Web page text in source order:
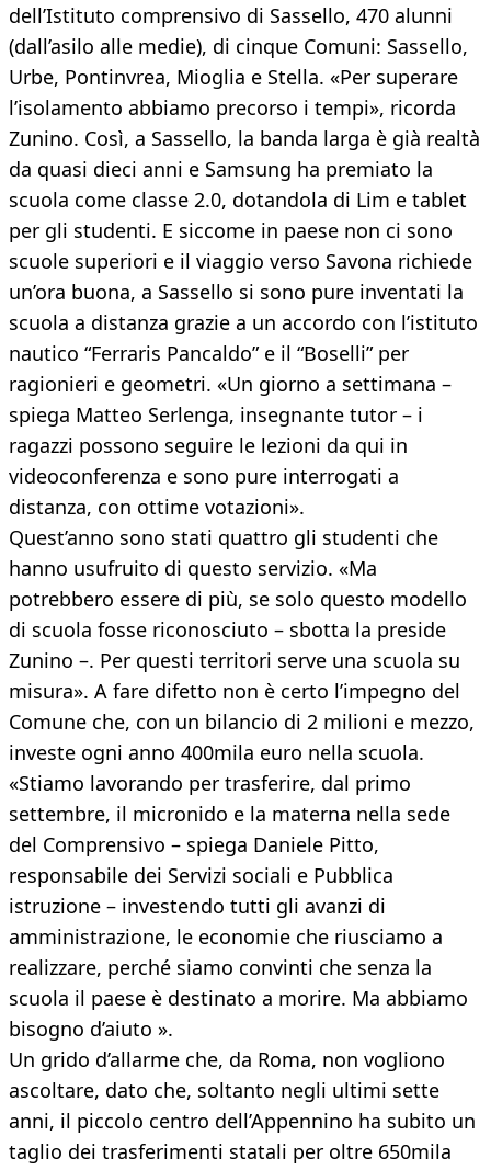
dell’Istituto comprensivo di Sassello, 470 alunni
(dall’asilo alle medie), di cinque Comuni: Sassello,
Urbe, Pontinvrea, Mioglia e Stella. «Per superare
l’isolamento abbiamo precorso i tempi», ricorda
Zunino. Così, a Sassello, la banda larga è già realtà
da quasi dieci anni e Samsung ha premiato la
scuola come classe 2.0, dotandola di Lim e tablet
per gli studenti. E siccome in paese non ci sono
scuole superiori e il viaggio verso Savona richiede
un’ora buona, a Sassello si sono pure inventati la
scuola a distanza grazie a un accordo con l’istituto
nautico “Ferraris Pancaldo” e il “Boselli” per
ragionieri e geometri. «Un giorno a settimana –
spiega Matteo Serlenga, insegnante tutor – i
ragazzi possono seguire le lezioni da qui in
videoconferenza e sono pure interrogati a
distanza, con ottime votazioni».
Quest’anno sono stati quattro gli studenti che
hanno usufruito di questo servizio. «Ma
potrebbero essere di più, se solo questo modello
di scuola fosse riconosciuto – sbotta la preside
Zunino –. Per questi territori serve una scuola su
misura». A fare difetto non è certo l’impegno del
Comune che, con un bilancio di 2 milioni e mezzo,
investe ogni anno 400mila euro nella scuola.
«Stiamo lavorando per trasferire, dal primo
settembre, il micronido e la materna nella sede
del Comprensivo – spiega Daniele Pitto,
responsabile dei Servizi sociali e Pubblica
istruzione – investendo tutti gli avanzi di
amministrazione, le economie che riusciamo a
realizzare, perché siamo convinti che senza la
scuola il paese è destinato a morire. Ma abbiamo
bisogno d’aiuto ».
Un grido d’allarme che, da Roma, non vogliono
ascoltare, dato che, soltanto negli ultimi sette
anni, il piccolo centro dell’Appennino ha subito un
taglio dei trasferimenti statali per oltre 650mila